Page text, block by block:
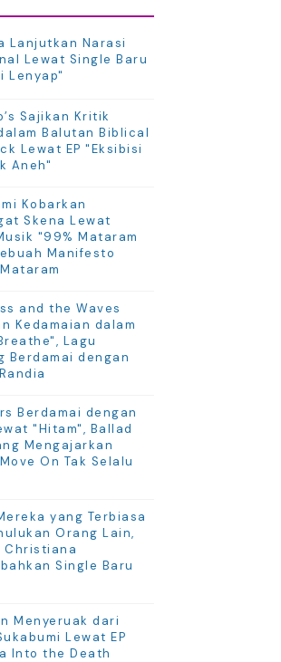
Lanjutkan Narasi
Lewat Single Baru
Lenyap"
Sajikan Kritik
Balutan Biblical
Lewat EP "Eksibisi
Aneh"
Kobarkan
Skena Lewat
"99% Mataram
Manifesto
and the Waves
Kedamaian dalam
Lagu
Berdamai dengan
Berdamai dengan
"Hitam", Ballad
Mengajarkan
On Tak Selalu
yang Terbiasa
Orang Lain,
Christiana
Single Baru
Menyeruak dari
Lewat EP
Into the Death